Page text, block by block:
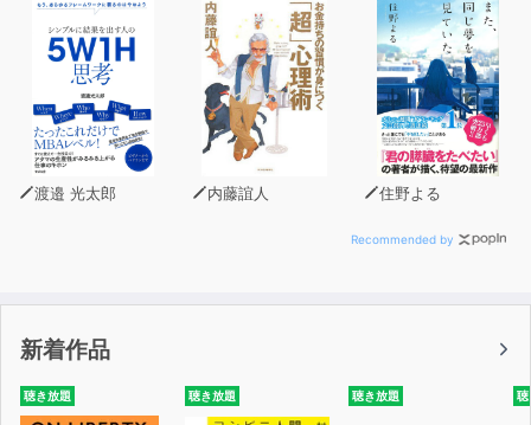
創業者との同床異夢/電撃辞令でアパレル業に/「古巣」と
の全面対決へ/対「囲い込み」で活路/上新電機で生まれた
妙案
第六章 Ｔポイント vs 楽天
ENEOS「10年戦争」/アルペンの深謀遠慮/ファミマ独占
を崩せ/楽天と伊藤忠のトップ会談/孫正義のファミマ買収
第八章 五大経済圏の攻防
敵の敵は敵──ドコモの台頭/楽天とドコモ「幻の握手」/
渡邉 光太郎 内藤誼人 住野よる
Recommended by
新着作品
聴き放題 聴き放題 聴き放題 聴